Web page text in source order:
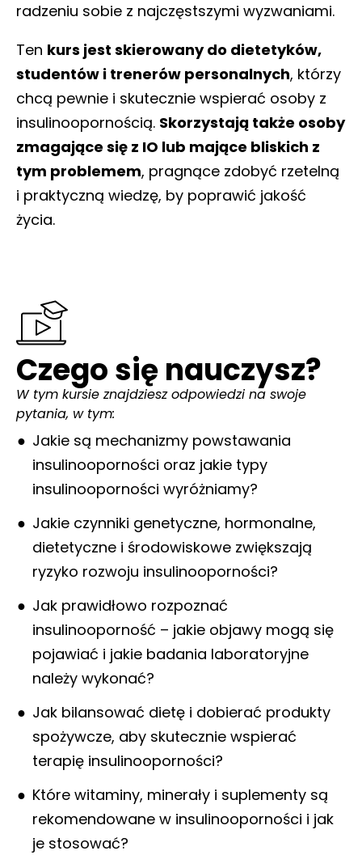
radzeniu sobie z najczęstszymi wyzwaniami.
Ten kurs jest skierowany do dietetyków,
studentów i trenerów personalnych, którzy
chcą pewnie i skutecznie wspierać osoby z
insulinoopornością. Skorzystają także osoby
zmagające się z IO lub mające bliskich z
tym problemem, pragnące zdobyć rzetelną
i praktyczną wiedzę, by poprawić jakość
życia.
Czego się nauczysz?
W tym kursie znajdziesz odpowiedzi na swoje
pytania, w tym:
Jakie są mechanizmy powstawania
insulinooporności oraz jakie typy
insulinooporności wyróżniamy?
Jakie czynniki genetyczne, hormonalne,
dietetyczne i środowiskowe zwiększają
ryzyko rozwoju insulinooporności?
Jak prawidłowo rozpoznać
insulinooporność – jakie objawy mogą się
pojawiać i jakie badania laboratoryjne
należy wykonać?
Jak bilansować dietę i dobierać produkty
spożywcze, aby skutecznie wspierać
terapię insulinooporności?
Które witaminy, minerały i suplementy są
rekomendowane w insulinooporności i jak
je stosować?